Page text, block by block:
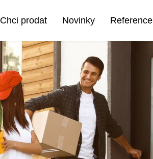
Chci prodat Novinky Reference